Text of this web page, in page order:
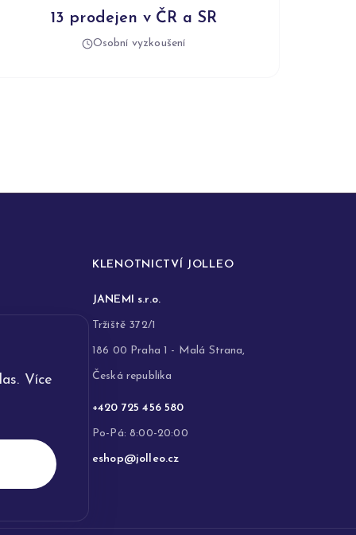
Více
13 prodejen v ČR a SR
Osobní vyzkoušení
KLENOTNICTVÍ JOLLEO
JANEMI s.r.o.
Tržiště 372/1
186 00 Praha 1 - Malá Strana,
Česká republika
+420 725 456 580
Po-Pá: 8:00-20:00
eshop@jolleo.cz